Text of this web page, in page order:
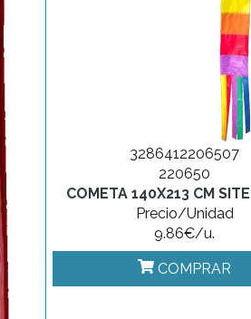
3286412206507
220650
COMETA 140X213 CM
Precio/Unidad
9.86€/u.
COMPRAR